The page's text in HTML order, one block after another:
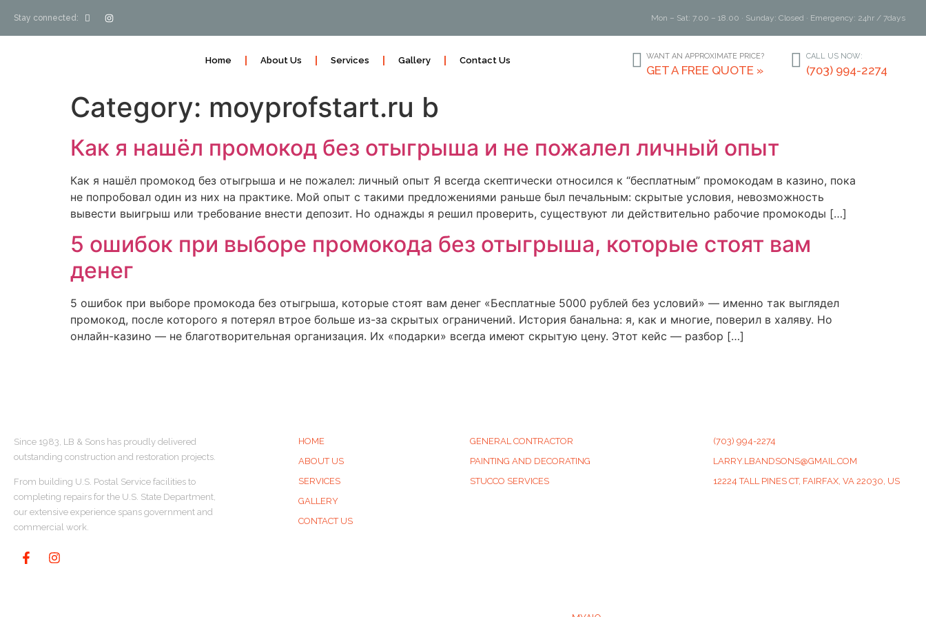
Stay connected: Mon – Sat: 7.00 – 18.00 · Sunday: Closed · Emergency: 24hr / 7days
Home About Us Services Gallery Contact Us WANT AN APPROXIMATE PRICE?
GET A FREE QUOTE »
CALL US NOW:
(703) 994-2274
Category: moyprofstart.ru b
Как я нашёл промокод без отыгрыша и не пожалел личный опыт
Как я нашёл промокод без отыгрыша и не пожалел: личный опыт Я всегда скептически относился к “бесплатным” промокодам в казино, пока
не попробовал один из них на практике. Мой опыт с такими предложениями раньше был печальным: скрытые условия, невозможность
вывести выигрыш или требование внести депозит. Но однажды я решил проверить, существуют ли действительно рабочие промокоды […]
5 ошибок при выборе промокода без отыгрыша, которые стоят вам
денег
5 ошибок при выборе промокода без отыгрыша, которые стоят вам денег «Бесплатные 5000 рублей без условий» — именно так выглядел
промокод, после которого я потерял втрое больше из-за скрытых ограничений. История банальна: я, как и многие, поверил в халяву. Но
онлайн-казино — не благотворительная организация. Их «подарки» всегда имеют скрытую цену. Этот кейс — разбор […]
Since 1983, LB & Sons has proudly delivered
outstanding construction and restoration projects.
From building U.S. Postal Service facilities to
completing repairs for the U.S. State Department,
our extensive experience spans government and
commercial work.
HOME
ABOUT US
SERVICES
GALLERY
CONTACT US
GENERAL CONTRACTOR
PAINTING AND DECORATING
STUCCO SERVICES
(703) 994-2274
LARRY.LBANDSONS@GMAIL.COM
12224 TALL PINES CT, FAIRFAX, VA 22030, US